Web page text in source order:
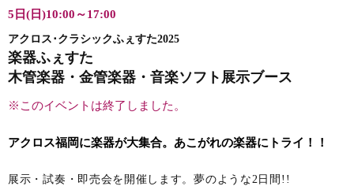
5日(日)10:00～17:00
アクロス･クラシックふぇすた2025
楽器ふぇすた
木管楽器・金管楽器・音楽ソフト展示ブース
※このイベントは終了しました。
アクロス福岡に楽器が大集合。あこがれの楽器にトライ！！
展示・試奏・即売会を開催します。夢のような2日間!!